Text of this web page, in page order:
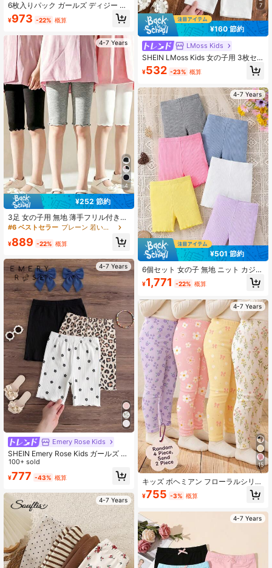
6枚入りパック ガールズ ディジー フ
ローラル & ハート柄 快適コットンブ
リーフ、幼児&小児用アソートスタイ
¥973 -22% 概算
4-7 Years
4
¥252 節約
3足 女の子用 無地 薄手フリル付きレ
ギンス、重ね着やアウターに最適、
#6 ベストセラー プレーン 若い女の子のレギンス
¥889 -22% 概算
4-7 Years
Emery Rose Kids
SHEIN Emery Rose Kids ガールズ サ
マーカジュアル オールオーバープリ
ント リブ 伸縮ウエストレギンス
100+ sold
¥777 -43% 概算
4-7 Years
7
¥160 節約
LMoss Kids
SHEIN LMoss Kids 女の子用 3枚セ
ット ソリッド ウエストゴム入り バ
イクショーツ 女の子用ショーツ
¥532 -23% 概算
4-7 Years
¥501 節約
6個セット 女の子 無地 ニット カジュ
アルレギンスショーツ
¥1,771 -22% 概算
4-7 Years
15
キッズ ボヘミアン フローラルシリー
ズ、女の子 カジュアル シンプル ロ
ングレギンス、秋冬の日常着に適し
¥755 -3% 概算
4-7 Years